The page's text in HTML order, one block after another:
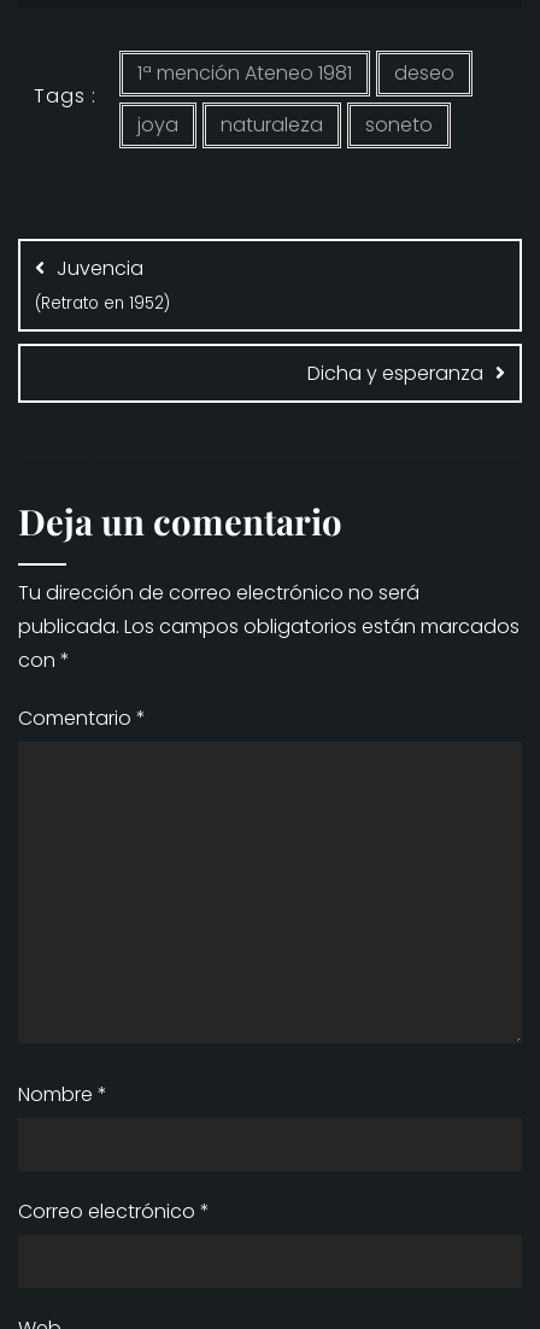
Tags :
1ª mención Ateneo 1981
deseo
joya
naturaleza soneto
Navegación
de
entradas
Juvencia
(Retrato en 1952)
Dicha y esperanza
Deja un comentario
Tu dirección de correo electrónico no será
publicada. Los campos obligatorios están marcados
con *
Comentario *
Nombre *
Correo electrónico *